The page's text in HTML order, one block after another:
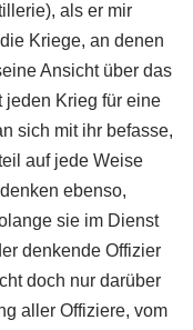
als er mir
Kriege, an denen
Ansicht über das
jeden Krieg für eine
sich mit ihr befasse,
auf jede Weise
ebenso,
sie im Dienst
denkende Offizier
doch nur darüber
aller Offiziere, vom